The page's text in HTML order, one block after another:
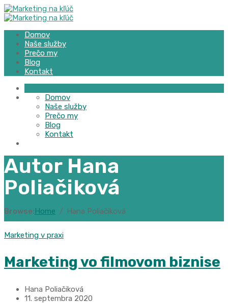
Domov
Naše služby
Prečo my
Blog
Kontakt
Domov
Naše služby
Prečo my
Blog
Kontakt
Autor Hana
Poliačiková
Browse:Home Hana Poliačiková
Marketing v praxi
Marketing vo filmovom biznise
Hana Poliačiková
11. septembra 2020